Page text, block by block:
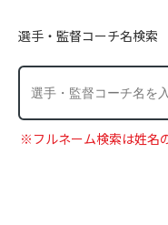
選手・監督コーチ名検索
※フルネーム検索は姓名